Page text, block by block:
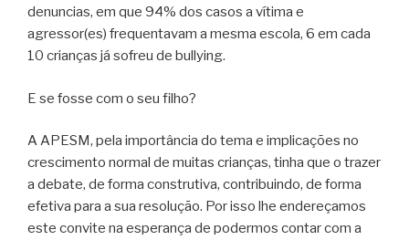
denuncias, em que 94% dos casos a vítima e
agressor(es) frequentavam a mesma escola, 6 em cada
10 crianças já sofreu de bullying.
E se fosse com o seu filho?
A APESM, pela importância do tema e implicações no
crescimento normal de muitas crianças, tinha que o trazer
a debate, de forma construtiva, contribuindo, de forma
efetiva para a sua resolução. Por isso lhe endereçamos
este convite na esperança de podermos contar com a